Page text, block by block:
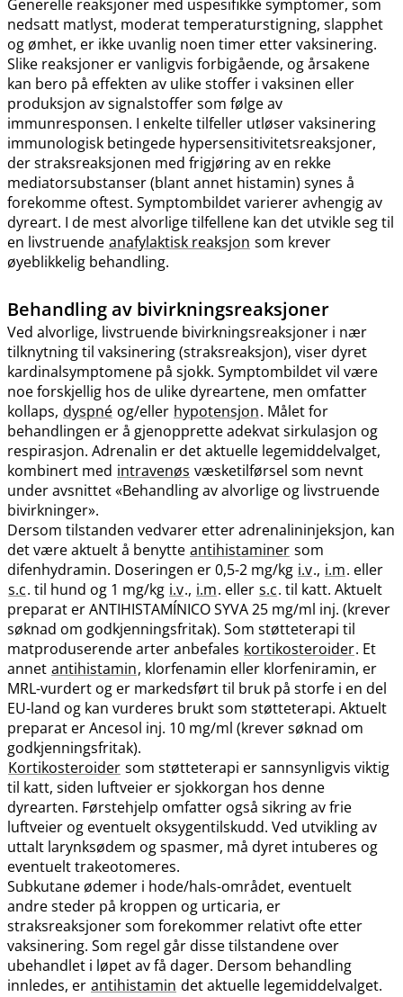
Generelle reaksjoner med uspesifikke symptomer, som
nedsatt matlyst, moderat temperaturstigning, slapphet
og ømhet, er ikke uvanlig noen timer etter vaksinering.
Slike reaksjoner er vanligvis forbigående, og årsakene
kan bero på effekten av ulike stoffer i vaksinen eller
produksjon av signalstoffer som følge av
immunresponsen. I enkelte tilfeller utløser vaksinering
immunologisk betingede hypersensitivitetsreaksjoner,
der straksreaksjonen med frigjøring av en rekke
mediatorsubstanser (blant annet histamin) synes å
forekomme oftest. Symptombildet varierer avhengig av
dyreart. I de mest alvorlige tilfellene kan det utvikle seg til
en livstruende anafylaktisk reaksjon som krever
øyeblikkelig behandling.
Behandling av bivirkningsreaksjoner
Ved alvorlige, livstruende bivirkningsreaksjoner i nær
tilknytning til vaksinering (straksreaksjon), viser dyret
kardinalsymptomene på sjokk. Symptombildet vil være
noe forskjellig hos de ulike dyreartene, men omfatter
kollaps, dyspné og​/​eller hypotensjon. Målet for
behandlingen er å gjenopprette adekvat sirkulasjon og
respirasjon. Adrenalin er det aktuelle legemiddelvalget,
kombinert med intravenøs væsketilførsel som nevnt
under avsnittet «Behandling av alvorlige og livstruende
bivirkninger».
Dersom tilstanden vedvarer etter adrenalininjeksjon, kan
det være aktuelt å benytte antihistaminer som
difenhydramin. Doseringen er 0,5-2 mg/kg i.v., i.m. eller
s.c. til hund og 1 mg/kg i.v., i.m. eller s.c. til katt. Aktuelt
preparat er ANTIHISTAMÍNICO SYVA 25 mg/ml inj. (krever
søknad om godkjenningsfritak). Som støtteterapi til
matproduserende arter anbefales kortikosteroider. Et
annet antihistamin, klorfenamin eller klorfeniramin, er
MRL-vurdert og er markedsført til bruk på storfe i en del
EU-land og kan vurderes brukt som støtteterapi. Aktuelt
preparat er Ancesol inj. 10 mg/ml (krever søknad om
godkjenningsfritak).
Kortikosteroider som støtteterapi er sannsynligvis viktig
til katt, siden luftveier er sjokkorgan hos denne
dyrearten. Førstehjelp omfatter også sikring av frie
luftveier og eventuelt oksygentilskudd. Ved utvikling av
uttalt larynksødem og spasmer, må dyret intuberes og
eventuelt trakeotomeres.
Subkutane ødemer i hode​/​hals-området, eventuelt
andre steder på kroppen og urticaria, er
straksreaksjoner som forekommer relativt ofte etter
vaksinering. Som regel går disse tilstandene over
ubehandlet i løpet av få dager. Dersom behandling
innledes, er antihistamin det aktuelle legemiddelvalget.